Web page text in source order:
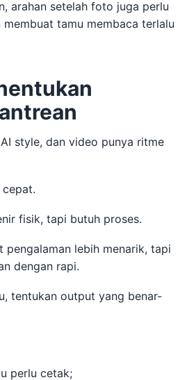
arahan setelah foto juga perlu
tamu membaca terlalu
style, dan video punya ritme
fisik, tapi butuh proses.
pengalaman lebih menarik, tapi
dengan rapi.
tentukan output yang benar-
perlu cetak;